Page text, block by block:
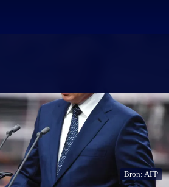
Bron: AFP